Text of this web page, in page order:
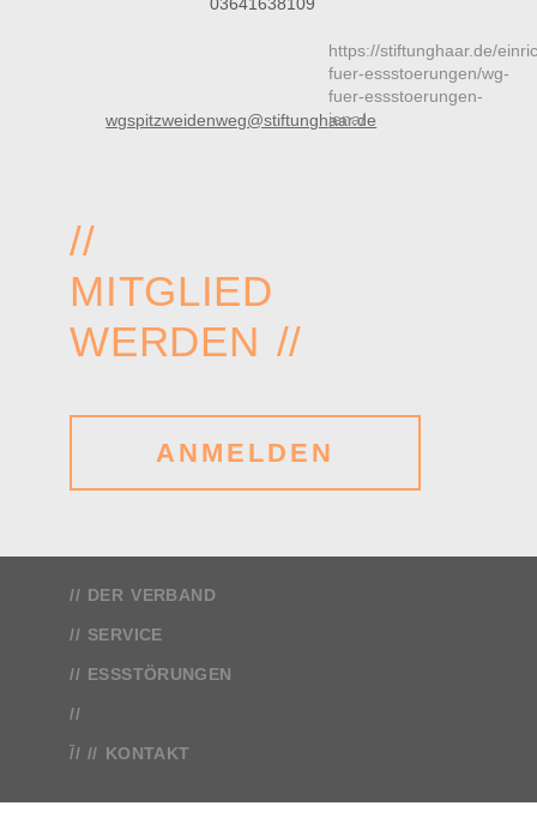
wgspitzweidenweg@stiftunghaar.de
https://stiftunghaar.de/
fuer-essstoerungen/wg-
fuer-essstoerungen-
jena/
//
MITGLIED
WERDEN //
ANMELDEN
DER VERBAND
SERVICE
ESSSTÖRUNGEN
KONTAKT